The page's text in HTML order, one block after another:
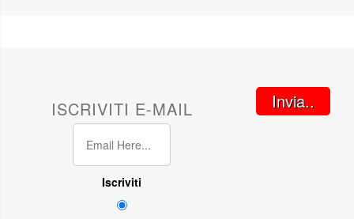
ISCRIVITI E-MAIL
Iscriviti
Invia..